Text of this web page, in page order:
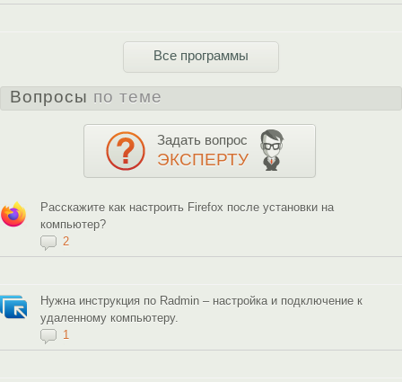
Все программы
Вопросы по теме
Задать вопрос
ЭКСПЕРТУ
Расскажите как настроить Firefox после установки на
компьютер?
2
Нужна инструкция по Radmin – настройка и подключение к
удаленному компьютеру.
1